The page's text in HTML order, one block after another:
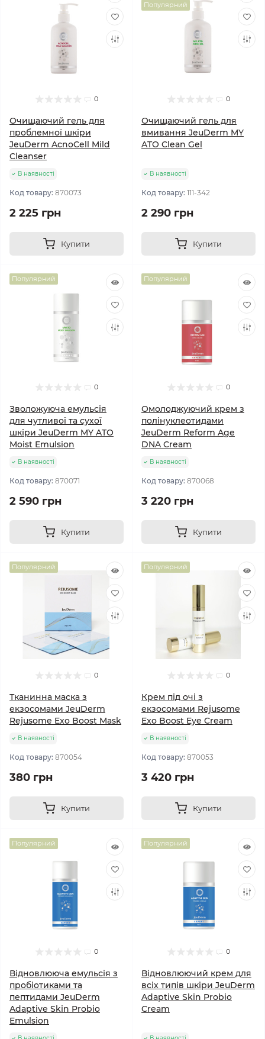
0
Очищаючий гель для
проблемної шкіри
JeuDerm AcnoCell Mild
Cleanser
В наявності
Код товару: 870073
2 225 грн
Купити
Популярний
0
Очищаючий гель для
вмивання JeuDerm MY
ATO Clean Gel
В наявності
Код товару: 111-342
2 290 грн
Купити
Популярний
0
Зволожуюча емульсія
для чутливої та сухої
шкіри JeuDerm MY ATO
Moist Emulsion
В наявності
Код товару: 870071
2 590 грн
Купити
Популярний
0
Омолоджуючий крем з
полінуклеотидами
JeuDerm Reform Age
DNA Cream
В наявності
Код товару: 870068
3 220 грн
Купити
Популярний
0
Тканинна маска з
екзосомами JeuDerm
Rejusome Exo Boost Mask
В наявності
Код товару: 870054
380 грн
Купити
Популярний
0
Крем під очі з
екзосомами Rejusome
Exo Boost Eye Cream
В наявності
Код товару: 870053
3 420 грн
Купити
Популярний
0
Відновлююча емульсія з
пробіотиками та
пептидами JeuDerm
Adaptive Skin Probio
Emulsion
Популярний
0
Відновлюючий крем для
всіх типів шкіри JeuDerm
Adaptive Skin Probio
Cream